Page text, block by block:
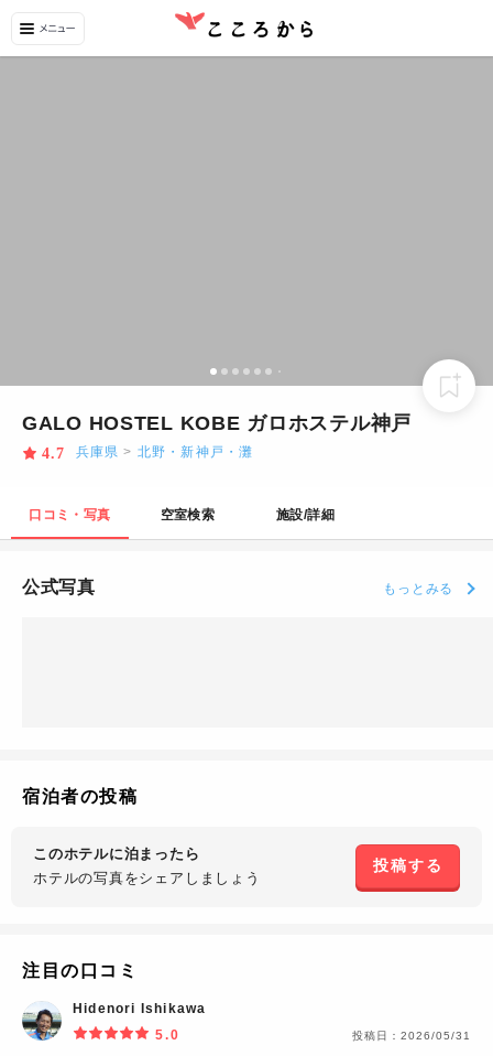
GALO HOSTEL KOBE ガロホステル神戸
4.7 兵庫県 > 北野・新神戸・灘
口コミ・写真 空室検索 施設/詳細
公式写真 もっとみる
宿泊者の投稿
このホテルに泊まったら
ホテルの写真をシェアしましょう
投稿する
注目の口コミ
Hidenori Ishikawa
5.0
投稿日： 2026/05/31